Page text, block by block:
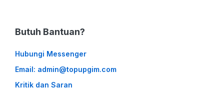
Butuh Bantuan?
Hubungi Messenger
Email: admin@topupgim.com
Kritik dan Saran